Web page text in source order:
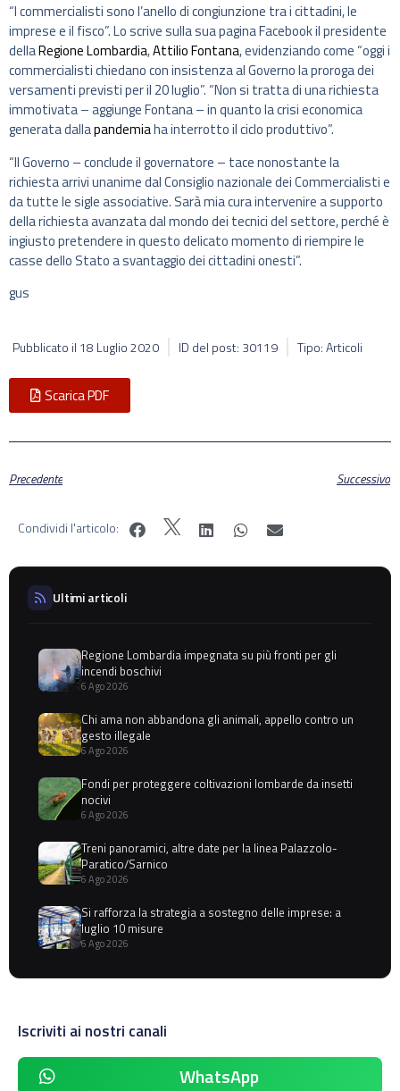
“I commercialisti sono l’anello di congiunzione tra i cittadini, le
imprese e il fisco”. Lo scrive sulla sua pagina Facebook il presidente
dellaRegione Lombardia,Attilio Fontana, evidenziando come “oggi i
commercialisti chiedano con insistenza al Governo la proroga dei
versamenti previsti per il 20 luglio”. “Non si tratta di una richiesta
immotivata – aggiunge Fontana – in quanto la crisi economica
generata dallapandemiaha interrotto il ciclo produttivo”.
“Il Governo – conclude il governatore – tace nonostante la
richiesta arrivi unanime dal Consiglio nazionale dei Commercialisti e
da tutte le sigle associative. Sarà mia cura intervenire a supporto
della richiesta avanzata dal mondo dei tecnici del settore, perché è
ingiusto pretendere in questo delicato momento di riempire le
casse dello Stato a svantaggio dei cittadini onesti”.
gus
Pubblicato il 18 Luglio 2020 ID del post: 30119 Tipo: Articoli
Scarica PDF
Precedente Successivo
Condividi l'articolo:
Ultimi articoli
Regione Lombardia impegnata su più fronti per gli
incendi boschivi
6 Ago 2026
Chi ama non abbandona gli animali, appello contro un
gesto illegale
6 Ago 2026
Fondi per proteggere coltivazioni lombarde da insetti
nocivi
6 Ago 2026
Treni panoramici, altre date per la linea Palazzolo-
Paratico/Sarnico
6 Ago 2026
Si rafforza la strategia a sostegno delle imprese: a
luglio 10 misure
6 Ago 2026
Iscriviti ai nostri canali
WhatsApp